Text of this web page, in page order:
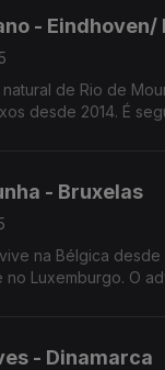
- Eindhoven/
de Rio de
desde 2014. É
- Bruxelas
vive na Bélgica
no Luxemburgo. O
- Dinamarca